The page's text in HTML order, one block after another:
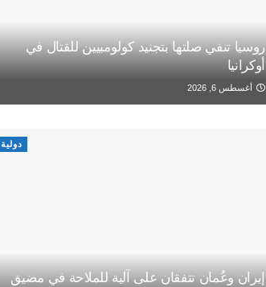
روسيا تنفي صلتها بتجنيد كولومبيين للقتال في
أوكرانيا
أغسطس 6, 2026
دولية
إيران وعُمان تتفقان على آلية للملاحة في مضيق